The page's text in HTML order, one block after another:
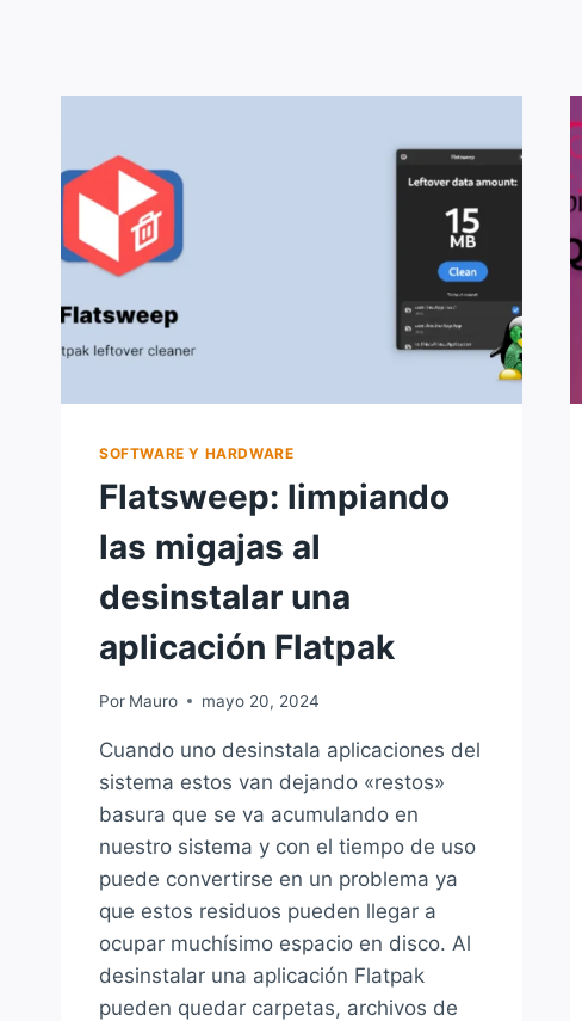
SOFTWARE Y HARDWARE
Flatsweep: limpiando
las migajas al
desinstalar una
aplicación Flatpak
Por Mauro mayo 20, 2024
Cuando uno desinstala aplicaciones del
sistema estos van dejando «restos»
basura que se va acumulando en
nuestro sistema y con el tiempo de uso
puede convertirse en un problema ya
que estos residuos pueden llegar a
ocupar muchísimo espacio en disco. Al
desinstalar una aplicación Flatpak
pueden quedar carpetas, archivos de